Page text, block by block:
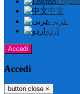
中文
عربى
اردو
Accedi
Accedi
button close ×